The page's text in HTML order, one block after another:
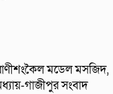
মডেল মসজিদ,
গাজীপুর সংবাদ